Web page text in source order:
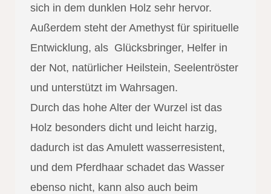
sich in dem dunklen Holz sehr hervor.
Außerdem steht der Amethyst für spirituelle
Entwicklung, als Glücksbringer, Helfer in
der Not, natürlicher Heilstein, Seelentröster
und unterstützt im Wahrsagen.
Durch das hohe Alter der Wurzel ist das
Holz besonders dicht und leicht harzig,
dadurch ist das Amulett wasserresistent,
und dem Pferdhaar schadet das Wasser
ebenso nicht, kann also auch beim